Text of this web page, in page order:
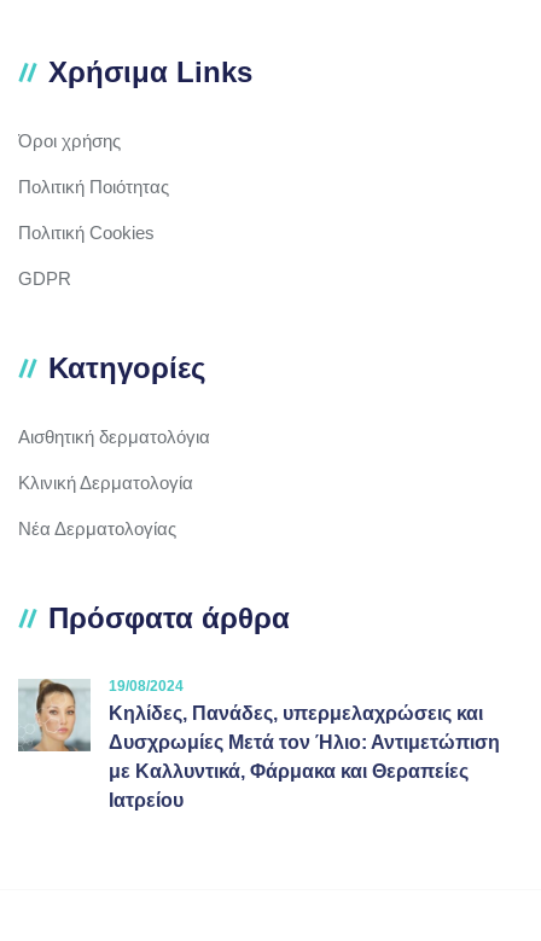
Χρήσιμα Links
Όροι χρήσης
Πολιτική Ποιότητας
Πολιτική Cookies
GDPR
Κατηγορίες
Αισθητική δερματολόγια
Κλινική Δερματολογία
Νέα Δερματολογίας
Πρόσφατα άρθρα
19/08/2024
Κηλίδες, Πανάδες, υπερμελαχρώσεις και
Δυσχρωμίες Μετά τον Ήλιο: Αντιμετώπιση
με Καλλυντικά, Φάρμακα και Θεραπείες
Ιατρείου